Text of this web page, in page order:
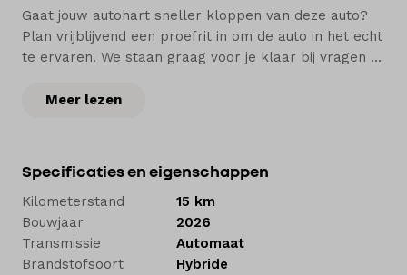
Taal
Nederlands
Gaat jouw autohart sneller kloppen van deze auto?
Plan vrijblijvend een proefrit in om de auto in het echt
te ervaren. We staan graag voor je klaar bij vragen of
onderhouden je auto in onze werkplaatsen en
herstellen een schade als dat nodig is. En natuurlijk
helpen we je bij de financiering of verzekering.
Welkom bij Hedin Automotive. Autohart van
Meer lezen
Specificaties en eigenschappen
Kilometerstand
15 km
Bouwjaar
2026
Transmissie
Automaat
Brandstofsoort
Hybride